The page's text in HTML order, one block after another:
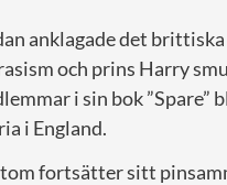
anklagade det brittiska
och prins Harry
i sin bok ”Spare”
i England.
fortsätter sitt